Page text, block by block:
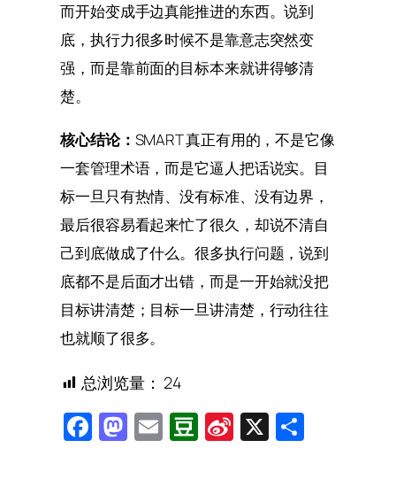
而开始变成手边真能推进的东西。说到
底，执行力很多时候不是靠意志突然变
强，而是靠前面的目标本来就讲得够清
楚。
核心结论： SMART 真正有用的，不是它像
一套管理术语，而是它逼人把话说实。目
标一旦只有热情、没有标准、没有边界，
最后很容易看起来忙了很久，却说不清自
己到底做成了什么。很多执行问题，说到
底都不是后面才出错，而是一开始就没把
目标讲清楚；目标一旦讲清楚，行动往往
也就顺了很多。
总浏览量： 24
Facebook
Mastodon
EmailDouban
Sina
X